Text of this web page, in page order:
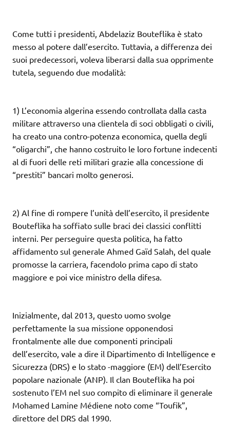
Come tutti i presidenti, Abdelaziz Bouteflika è stato
messo al potere dall’esercito. Tuttavia, a differenza dei
suoi predecessori, voleva liberarsi dalla sua opprimente
tutela, seguendo due modalità:
1) L’economia algerina essendo controllata dalla casta
militare attraverso una clientela di soci obbligati o civili,
ha creato una contro-potenza economica, quella degli
“oligarchi”, che hanno costruito le loro fortune indecenti
al di fuori delle reti militari grazie alla concessione di
“prestiti” bancari molto generosi.
2) Al fine di rompere l’unità dell’esercito, il presidente
Bouteflika ha soffiato sulle braci dei classici conflitti
interni. Per perseguire questa politica, ha fatto
affidamento sul generale Ahmed Gaïd Salah, del quale
promosse la carriera, facendolo prima capo di stato
maggiore e poi vice ministro della difesa.
Inizialmente, dal 2013, questo uomo svolge
perfettamente la sua missione opponendosi
frontalmente alle due componenti principali
dell’esercito, vale a dire il Dipartimento di Intelligence e
Sicurezza (DRS) e lo stato -maggiore (EM) dell’Esercito
popolare nazionale (ANP). Il clan Bouteflika ha poi
sostenuto l’EM nel suo compito di eliminare il generale
Mohamed Lamine Médiene noto come “Toufik”,
direttore del DRS dal 1990.